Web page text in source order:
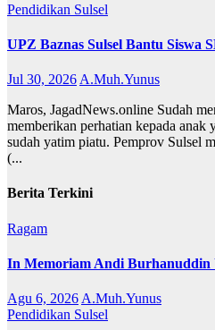
Pendidikan Sulsel
UPZ Baznas Sulsel Bantu Siswa
Jul 30, 2026 A.Muh.Yunus
Maros, JagadNews.online Sudah
memberikan perhatian kepada
sudah yatim piatu. Pemprov Sulsel
(...
Berita Terkini
Ragam
In Memoriam Andi Burhanuddin
Agu 6, 2026 A.Muh.Yunus
Pendidikan Sulsel